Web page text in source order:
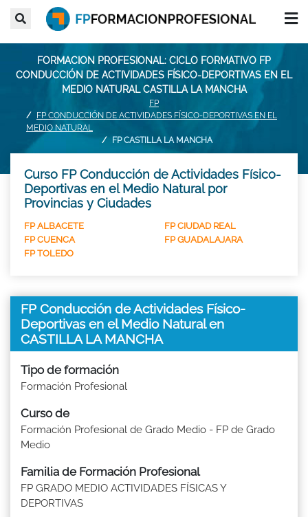
FORMACION PROFESIONAL: CICLO FORMATIVO FP
CONDUCCIÓN DE ACTIVIDADES FÍSICO-DEPORTIVAS EN EL
MEDIO NATURAL CASTILLA LA MANCHA
FP
FP CONDUCCIÓN DE ACTIVIDADES FÍSICO-DEPORTIVAS EN EL
MEDIO NATURAL
FP CASTILLA LA MANCHA
Curso FP Conducción de Actividades Físico-
Deportivas en el Medio Natural por
Provincias y Ciudades
FP ALBACETE
FP CIUDAD REAL
FP CUENCA
FP GUADALAJARA
FP TOLEDO
FP Conducción de Actividades Físico-
Deportivas en el Medio Natural en
CASTILLA LA MANCHA
Tipo de formación
Formación Profesional
Curso de
Formación Profesional de Grado Medio - FP de Grado
Medio
Familia de Formación Profesional
FP GRADO MEDIO ACTIVIDADES FÍSICAS Y
DEPORTIVAS